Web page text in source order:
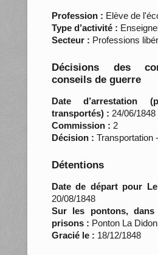
Profession : Elève de
Type d’activité :
Secteur : Professions
Décisions des
conseils de guerre
Date d’arrestation
transportés) : 24/06/1848
Commission : 2
Décision : Transportation
Détentions
Date de départ pour
20/08/1848
Sur les pontons,
prisons : Ponton La
Gracié le : 18/12/1848